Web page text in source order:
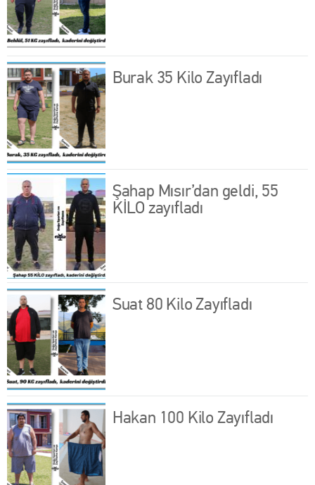
Burak 35 Kilo Zayıfladı
Şahap Mısır’dan geldi, 55
KİLO zayıfladı
Suat 80 Kilo Zayıfladı
Hakan 100 Kilo Zayıfladı